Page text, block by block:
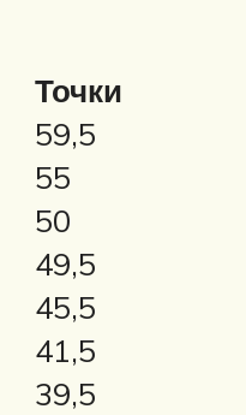
Точки
59,5
55
50
49,5
45,5
41,5
39,5